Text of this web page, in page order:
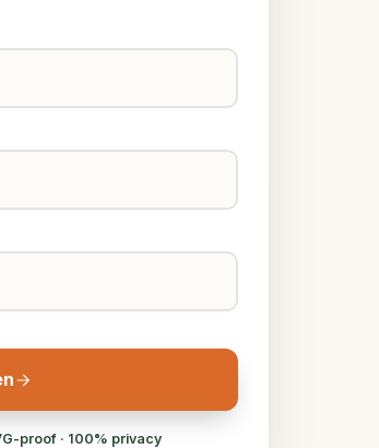
proof · 100% privacy